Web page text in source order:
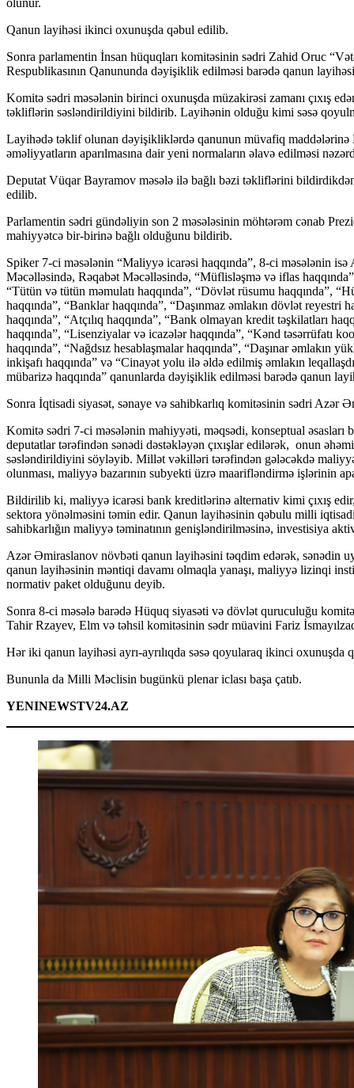
olunur.
Qanun layihəsi ikinci oxunuşda qəbul edilib.
Sonra parlamentin İnsan hüquqları komitəsinin sədri Zahid Oruc
Respublikasının Qanununda dəyişiklik edilməsi barədə qanun
Komitə sədri məsələnin birinci oxunuşda müzakirəsi zamanı çıxış
təkliflərin səsləndirildiyini bildirib. Layihənin olduğu kimi səsə
Layihədə təklif olunan dəyişikliklərdə qanunun müvafiq
əməliyyatların aparılmasına dair yeni normaların əlavə edilməsi
Deputat Vüqar Bayramov məsələ ilə bağlı bəzi təkliflərini
edilib.
Parlamentin sədri gündəliyin son 2 məsələsinin möhtərəm cənab
mahiyyətcə bir-birinə bağlı olduğunu bildirib.
Spiker 7-ci məsələnin “Maliyyə icarəsi haqqında”, 8-ci məsələnin
Məcəlləsində, Rəqabət Məcəlləsində, “Müflisləşmə və iflas
“Tütün və tütün məmulatı haqqında”, “Dövlət rüsumu haqqında”,
haqqında”, “Banklar haqqında”, “Daşınmaz əmlakın dövlət reyestri
haqqında”, “Atçılıq haqqında”, “Bank olmayan kredit təşkilatları
haqqında”, “Lisenziyalar və icazələr haqqında”, “Kənd təsərrüfatı
haqqında”, “Nağdsız hesablaşmalar haqqında”, “Daşınar əmlakın
inkişafı haqqında” və “Cinayət yolu ilə əldə edilmiş əmlakın
mübarizə haqqında” qanunlarda dəyişiklik edilməsi barədə qanun
Sonra İqtisadi siyasət, sənaye və sahibkarlıq komitəsinin sədri Azər
Komitə sədri 7-ci məsələnin mahiyyəti, məqsədi, konseptual
deputatlar tərəfindən sənədi dəstəkləyən çıxışlar edilərək, onun
səsləndirildiyini söyləyib. Millət vəkilləri tərəfindən gələcəkdə
olunması, maliyyə bazarının subyekti üzrə maarifləndirmə işlərinin
Bildirilib ki, maliyyə icarəsi bank kreditlərinə alternativ kimi çıxış
sektora yönəlməsini təmin edir. Qanun layihəsinin qəbulu milli
sahibkarlığın maliyyə təminatının genişləndirilməsinə, investisiya
Azər Əmiraslanov növbəti qanun layihəsini təqdim edərək, sənədin
qanun layihəsinin məntiqi davamı olmaqla yanaşı, maliyyə lizinqi
normativ paket olduğunu deyib.
Sonra 8-ci məsələ barədə Hüquq siyasəti və dövlət quruculuğu
Tahir Rzayev, Elm və təhsil komitəsinin sədr müavini Fariz
Hər iki qanun layihəsi ayrı-ayrılıqda səsə qoyularaq ikinci oxunuşda
Bununla da Milli Məclisin bugünkü plenar iclası başa çatıb.
YENINEWSTV24.AZ